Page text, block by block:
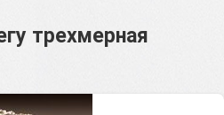
трехмерная